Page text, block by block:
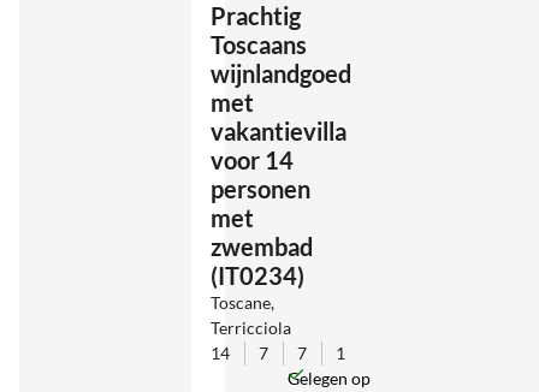
Prachtig
Toscaans
wijnlandgoed
met
vakantievilla
voor 14
personen
met
zwembad
(IT0234)
Toscane,
Terricciola
14
7 7
1
Gelegen op